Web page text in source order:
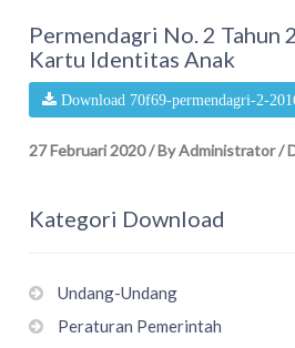
Permendagri No. 2 Tahun
Kartu Identitas Anak
Download 70f69-permendagri-2-
27 Februari 2020/By Administrator/
Kategori Download
Undang-Undang
Peraturan Pemerintah